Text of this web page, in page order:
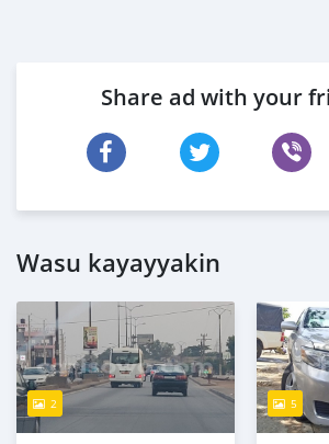
Share ad with your
Wasu kayayyakin
2 5